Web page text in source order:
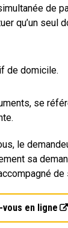
de
qu’un seul
de domicile.
se
le
sa
en ligne